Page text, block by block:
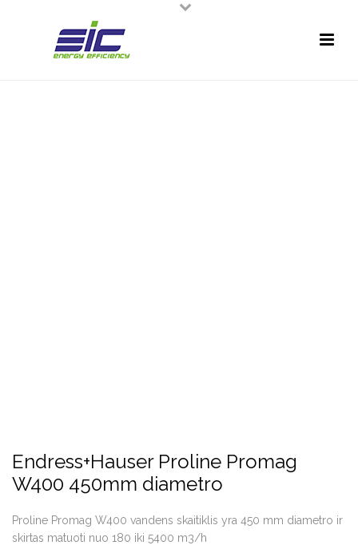
Endress+Hauser Proline Promag
W400 450mm diametro
Proline Promag W400 vandens skaitiklis yra 450 mm diametro ir
skirtas matuoti nuo 180 iki 5400 m3/h